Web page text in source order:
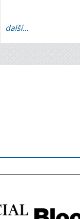
další...